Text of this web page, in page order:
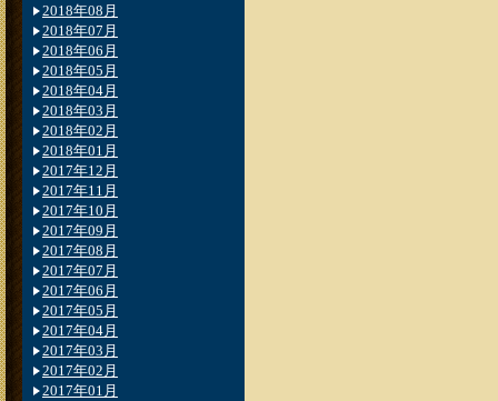
2018年08月
2018年07月
2018年06月
2018年05月
2018年04月
2018年03月
2018年02月
2018年01月
2017年12月
2017年11月
2017年10月
2017年09月
2017年08月
2017年07月
2017年06月
2017年05月
2017年04月
2017年03月
2017年02月
2017年01月